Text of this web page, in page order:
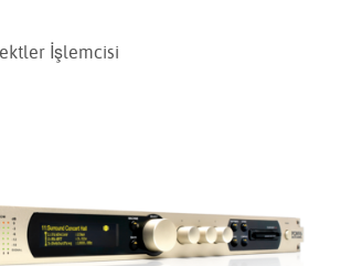
İşlemcisi